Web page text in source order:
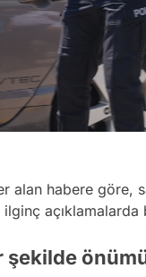
alan habere göre,
açıklamalarda
şekilde